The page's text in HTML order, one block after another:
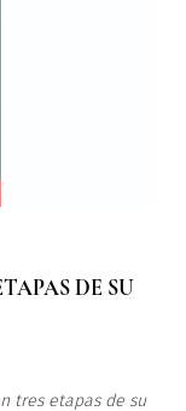
DE SU
tres etapas de su